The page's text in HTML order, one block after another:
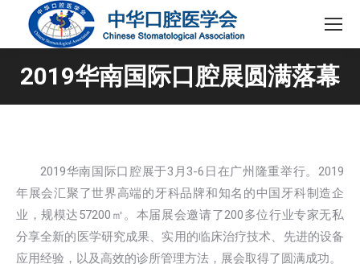
2019华南国际口腔展圆满落幕
2019华南国际口腔展于3月3-6日在广州隆重举行。2019
年展会汇聚了世界高端的牙科品牌和知名的中国牙科制造企
业，规模达57200㎡。本届展会邀请了200多位行业专家无私
分享全新的医学研究成果、实用的临床治疗技术、先进的设备
应用经验，以及高效的诊所管理方法，展会取得了圆满成功。